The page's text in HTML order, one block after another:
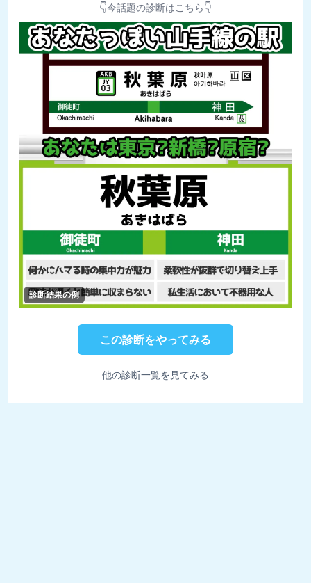
👇今話題の診断はこちら👇
診断結果の例
この診断をやってみる
他の診断一覧を見てみる